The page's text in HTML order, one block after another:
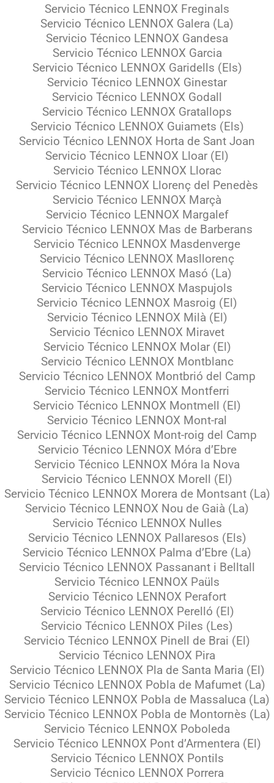
Servicio Técnico LENNOX Freginals
Servicio Técnico LENNOX Galera (La)
Servicio Técnico LENNOX Gandesa
Servicio Técnico LENNOX Garcia
Servicio Técnico LENNOX Garidells (Els)
Servicio Técnico LENNOX Ginestar
Servicio Técnico LENNOX Godall
Servicio Técnico LENNOX Gratallops
Servicio Técnico LENNOX Guiamets (Els)
Servicio Técnico LENNOX Horta de Sant Joan
Servicio Técnico LENNOX Lloar (El)
Servicio Técnico LENNOX Llorac
Servicio Técnico LENNOX Llorenç del Penedès
Servicio Técnico LENNOX Marçà
Servicio Técnico LENNOX Margalef
Servicio Técnico LENNOX Mas de Barberans
Servicio Técnico LENNOX Masdenverge
Servicio Técnico LENNOX Masllorenç
Servicio Técnico LENNOX Masó (La)
Servicio Técnico LENNOX Maspujols
Servicio Técnico LENNOX Masroig (El)
Servicio Técnico LENNOX Milà (El)
Servicio Técnico LENNOX Miravet
Servicio Técnico LENNOX Molar (El)
Servicio Técnico LENNOX Montblanc
Servicio Técnico LENNOX Montbrió del Camp
Servicio Técnico LENNOX Montferri
Servicio Técnico LENNOX Montmell (El)
Servicio Técnico LENNOX Mont-ral
Servicio Técnico LENNOX Mont-roig del Camp
Servicio Técnico LENNOX Móra d’Ebre
Servicio Técnico LENNOX Móra la Nova
Servicio Técnico LENNOX Morell (El)
Servicio Técnico LENNOX Morera de Montsant (La)
Servicio Técnico LENNOX Nou de Gaià (La)
Servicio Técnico LENNOX Nulles
Servicio Técnico LENNOX Pallaresos (Els)
Servicio Técnico LENNOX Palma d’Ebre (La)
Servicio Técnico LENNOX Passanant i Belltall
Servicio Técnico LENNOX Paüls
Servicio Técnico LENNOX Perafort
Servicio Técnico LENNOX Perelló (El)
Servicio Técnico LENNOX Piles (Les)
Servicio Técnico LENNOX Pinell de Brai (El)
Servicio Técnico LENNOX Pira
Servicio Técnico LENNOX Pla de Santa Maria (El)
Servicio Técnico LENNOX Pobla de Mafumet (La)
Servicio Técnico LENNOX Pobla de Massaluca (La)
Servicio Técnico LENNOX Pobla de Montornès (La)
Servicio Técnico LENNOX Poboleda
Servicio Técnico LENNOX Pont d’Armentera (El)
Servicio Técnico LENNOX Pontils
Servicio Técnico LENNOX Porrera